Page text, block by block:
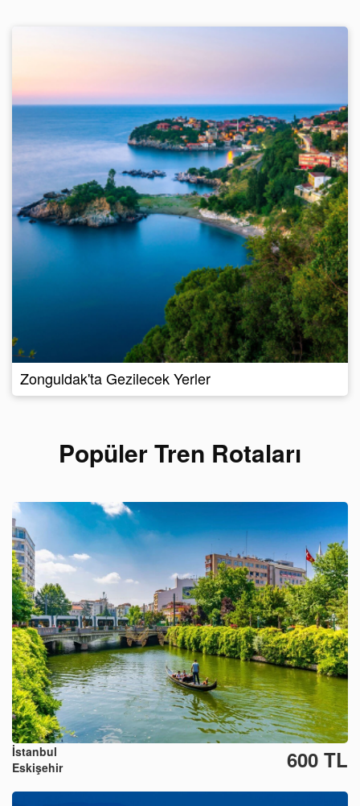
Zonguldak'ta Gezilecek Yerler
Popüler Tren Rotaları
İstanbul
Eskişehir
600 TL